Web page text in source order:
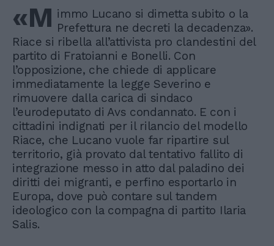
«M immo Lucano si dimetta subito o la
Prefettura ne decreti la decadenza».
Riace si ribella all’attivista pro clandestini del
partito di Fratoianni e Bonelli. Con
l’opposizione, che chiede di applicare
immediatamente la legge Severino e
rimuovere dalla carica di sindaco
l’eurodeputato di Avs condannato. E con i
cittadini indignati per il rilancio del modello
Riace, che Lucano vuole far ripartire sul
territorio, già provato dal tentativo fallito di
integrazione messo in atto dal paladino dei
diritti dei migranti, e perfino esportarlo in
Europa, dove può contare sul tandem
ideologico con la compagna di partito Ilaria
Salis.